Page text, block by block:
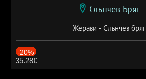
Слънчев Бряг
Жерави - Слънчев бряг
-20%
35.28€